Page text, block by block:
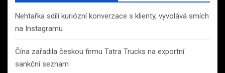
Nehtařka sdílí kuriózní konverzace s klienty, vyvolává smích
na Instagramu
Čína zařadila českou firmu Tatra Trucks na exportní
sankční seznam